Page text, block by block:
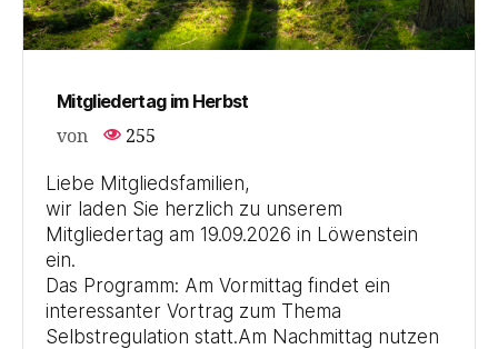
Mitgliedertag im Herbst
von
255
Liebe Mitgliedsfamilien,
wir laden Sie herzlich zu unserem
Mitgliedertag am 19.09.2026 in Löwenstein
ein.
Das Programm: Am Vormittag findet ein
interessanter Vortrag zum Thema
Selbstregulation statt.Am Nachmittag nutzen